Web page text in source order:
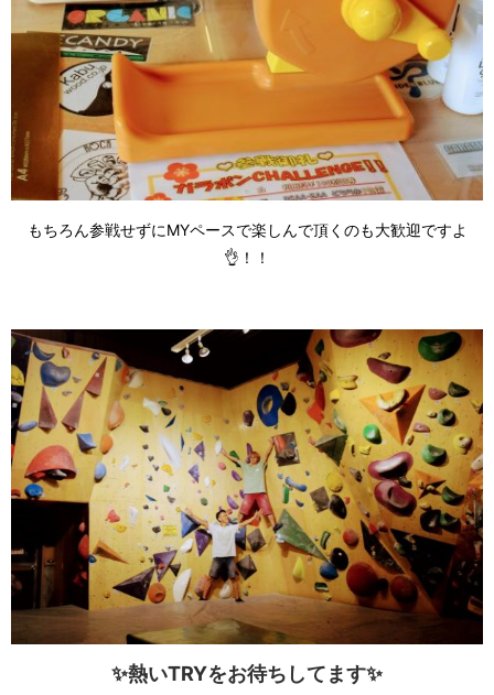
もちろん参戦せずにMYペースで楽しんで頂くのも大歓迎ですよ
👌！！
✨熱いTRYをお待ちしてます✨